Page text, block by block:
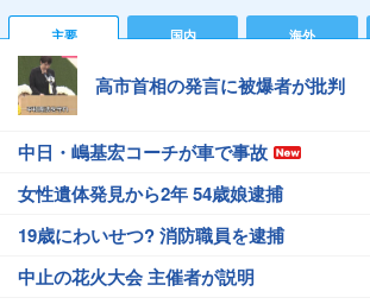
主要 国内 海外
高市首相の発言に被爆者が批判
中日・嶋基宏コーチが車で事故
女性遺体発見から2年 54歳娘逮捕
19歳にわいせつ? 消防職員を逮捕
中止の花火大会 主催者が説明